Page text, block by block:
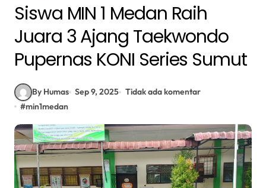
Siswa MIN 1 Medan Raih
Juara 3 Ajang Taekwondo
Pupernas KONI Series Sumut
By Humas Sep 9, 2025 Tidak ada komentar
#min1medan